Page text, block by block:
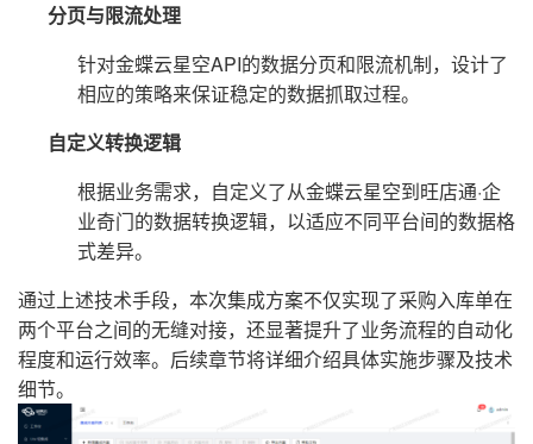
分页与限流处理
针对金蝶云星空API的数据分页和限流机制，设计了
相应的策略来保证稳定的数据抓取过程。
自定义转换逻辑
根据业务需求，自定义了从金蝶云星空到旺店通·企
业奇门的数据转换逻辑，以适应不同平台间的数据格
式差异。
通过上述技术手段，本次集成方案不仅实现了采购入库单在
两个平台之间的无缝对接，还显著提升了业务流程的自动化
程度和运行效率。后续章节将详细介绍具体实施步骤及技术
细节。